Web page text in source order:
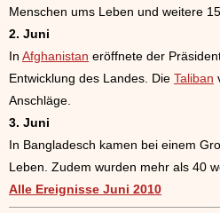
Menschen ums Leben und weitere
2. Juni
In Afghanistan eröffnete der
Entwicklung des Landes. Die Taliban
Anschläge.
3. Juni
In Bangladesch kamen bei einem
Leben. Zudem wurden mehr als 40
Alle Ereignisse Juni 2010